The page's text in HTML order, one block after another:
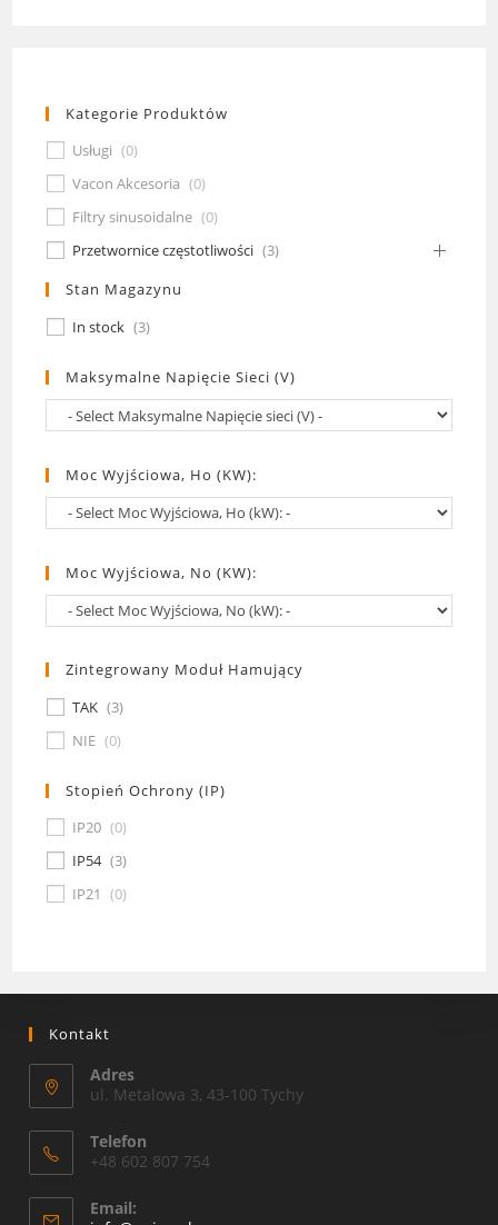
Kategorie Produktów
Usługi (0)
Vacon Akcesoria (0)
Filtry sinusoidalne (0)
Przetwornice częstotliwości (3)
Stan Magazynu
In stock (3)
Maksymalne Napięcie Sieci (V)
Moc Wyjściowa, Ho (kW):
Moc Wyjściowa, No (kW):
Zintegrowany Moduł Hamujący
TAK (3)
NIE (0)
Stopień Ochrony (IP)
IP20 (0)
IP54 (3)
IP21 (0)
Kontakt
Adres
ul. Metalowa 3, 43-100 Tychy
Telefon
+48 602 807 754
Email: